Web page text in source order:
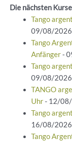
Die nächsten
Tango
09/08/2026
Tango
Anfänger-
Tango
09/08/2026
TANGO
Uhr- 12/08/
Tango
16/08/2026
Tango